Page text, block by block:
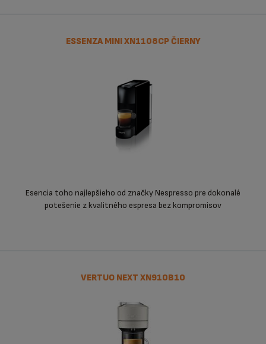
ESSENZA MINI XN1108CP ČIERNY
Esencia toho najlepšieho od značky Nespresso pre dokonalé
potešenie z kvalitného espresa bez kompromisov
VERTUO NEXT XN910B10